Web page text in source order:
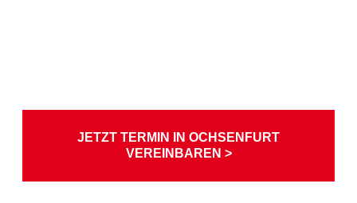
JETZT TERMIN IN OCHSENFURT
VEREINBAREN >